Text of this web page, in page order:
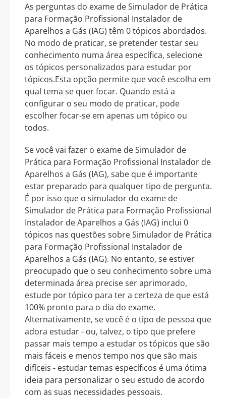
As perguntas do exame de Simulador de Prática
para Formação Profissional Instalador de
Aparelhos a Gás (IAG) têm 0 tópicos abordados.
No modo de praticar, se pretender testar seu
conhecimento numa área específica, selecione
os tópicos personalizados para estudar por
tópicos.Esta opção permite que você escolha em
qual tema se quer focar. Quando está a
configurar o seu modo de praticar, pode
escolher focar-se em apenas um tópico ou
todos.
Se você vai fazer o exame de Simulador de
Prática para Formação Profissional Instalador de
Aparelhos a Gás (IAG), sabe que é importante
estar preparado para qualquer tipo de pergunta.
É por isso que o simulador do exame de
Simulador de Prática para Formação Profissional
Instalador de Aparelhos a Gás (IAG) inclui 0
tópicos nas questões sobre Simulador de Prática
para Formação Profissional Instalador de
Aparelhos a Gás (IAG). No entanto, se estiver
preocupado que o seu conhecimento sobre uma
determinada área precise ser aprimorado,
estude por tópico para ter a certeza de que está
100% pronto para o dia do exame.
Alternativamente, se você é o tipo de pessoa que
adora estudar - ou, talvez, o tipo que prefere
passar mais tempo a estudar os tópicos que são
mais fáceis e menos tempo nos que são mais
difíceis - estudar temas específicos é uma ótima
ideia para personalizar o seu estudo de acordo
com as suas necessidades pessoais.